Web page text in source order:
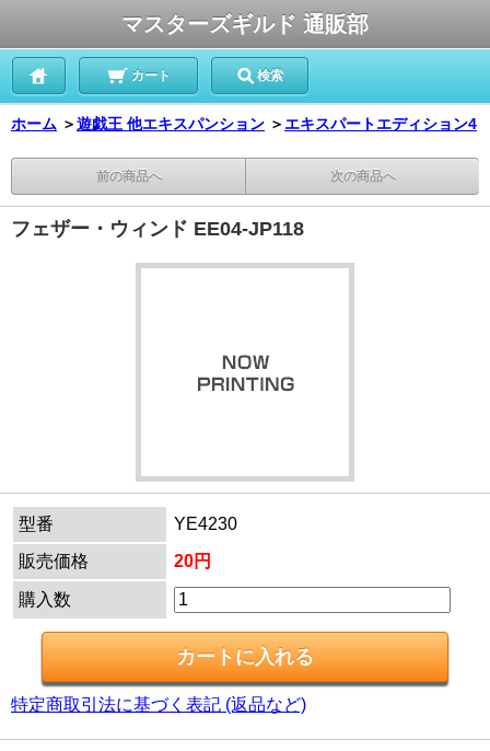
マスターズギルド 通販部
カート 検索
ホーム ＞遊戯王 他エキスパンション ＞ エキスパートエディション4
前の商品へ 次の商品へ
フェザー・ウィンド EE04-JP118
型番
YE4230
販売価格
20円
購入数
特定商取引法に基づく表記 (返品など)